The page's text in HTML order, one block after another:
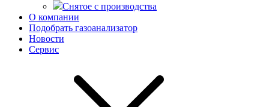
Снятое с производства
О компании
Подобрать газоанализатор
Новости
Сервис